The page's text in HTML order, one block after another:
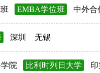
EMBA学位班 中外合
深圳 无锡
院 比利时列日大学